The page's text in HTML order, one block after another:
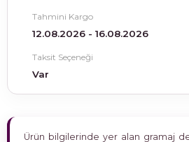
Tahmini Kargo
12.08.2026 - 16.08.2026
Taksit Seçeneği
Var
Ürün bilgilerinde yer alan gramaj